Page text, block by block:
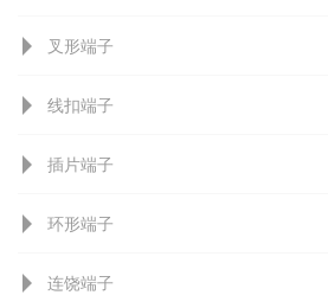
叉形端子
线扣端子
插片端子
环形端子
连饶端子